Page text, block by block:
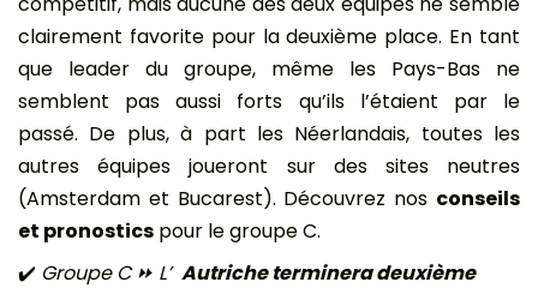
clairement favorite pour la deuxième place. En tant
que leader du groupe, même les Pays-Bas ne
semblent pas aussi forts qu’ils l’étaient par le
passé. De plus, à part les Néerlandais, toutes les
autres équipes joueront sur des sites neutres
(Amsterdam et Bucarest). Découvrez nos conseils
et pronostics pour le groupe C.
✔️ Groupe C ⏩ L’ Autriche terminera deuxième